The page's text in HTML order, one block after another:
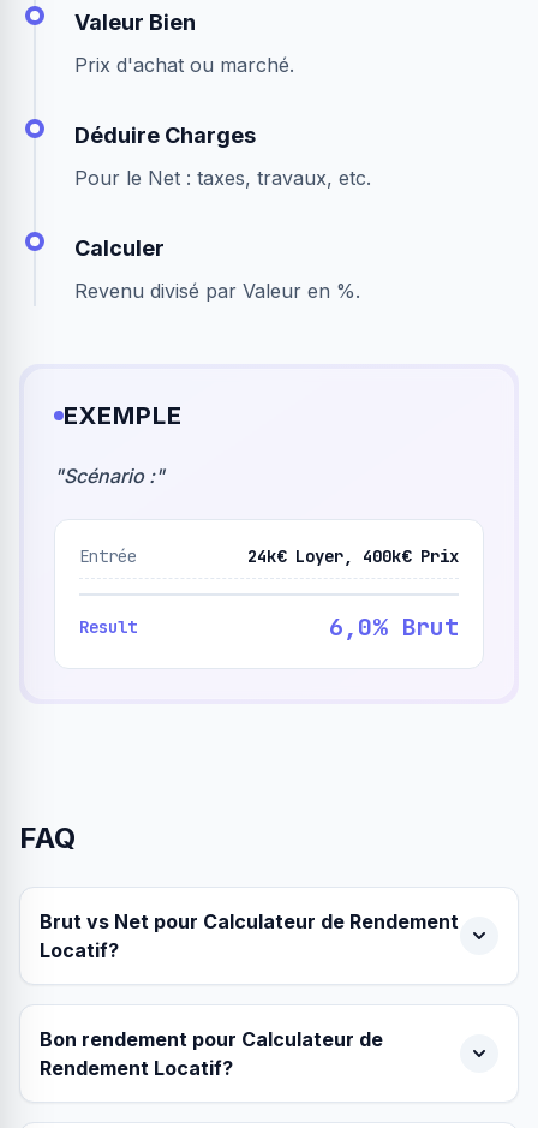
Valeur Bien
Prix d'achat ou marché.
Déduire Charges
Pour le Net : taxes, travaux, etc.
Calculer
Revenu divisé par Valeur en %.
EXEMPLE
"Scénario :"
Entrée 24k€ Loyer, 400k€ Prix
Result 6,0% Brut
FAQ
Brut vs Net pour Calculateur de Rendement
Locatif?
Bon rendement pour Calculateur de
Rendement Locatif?